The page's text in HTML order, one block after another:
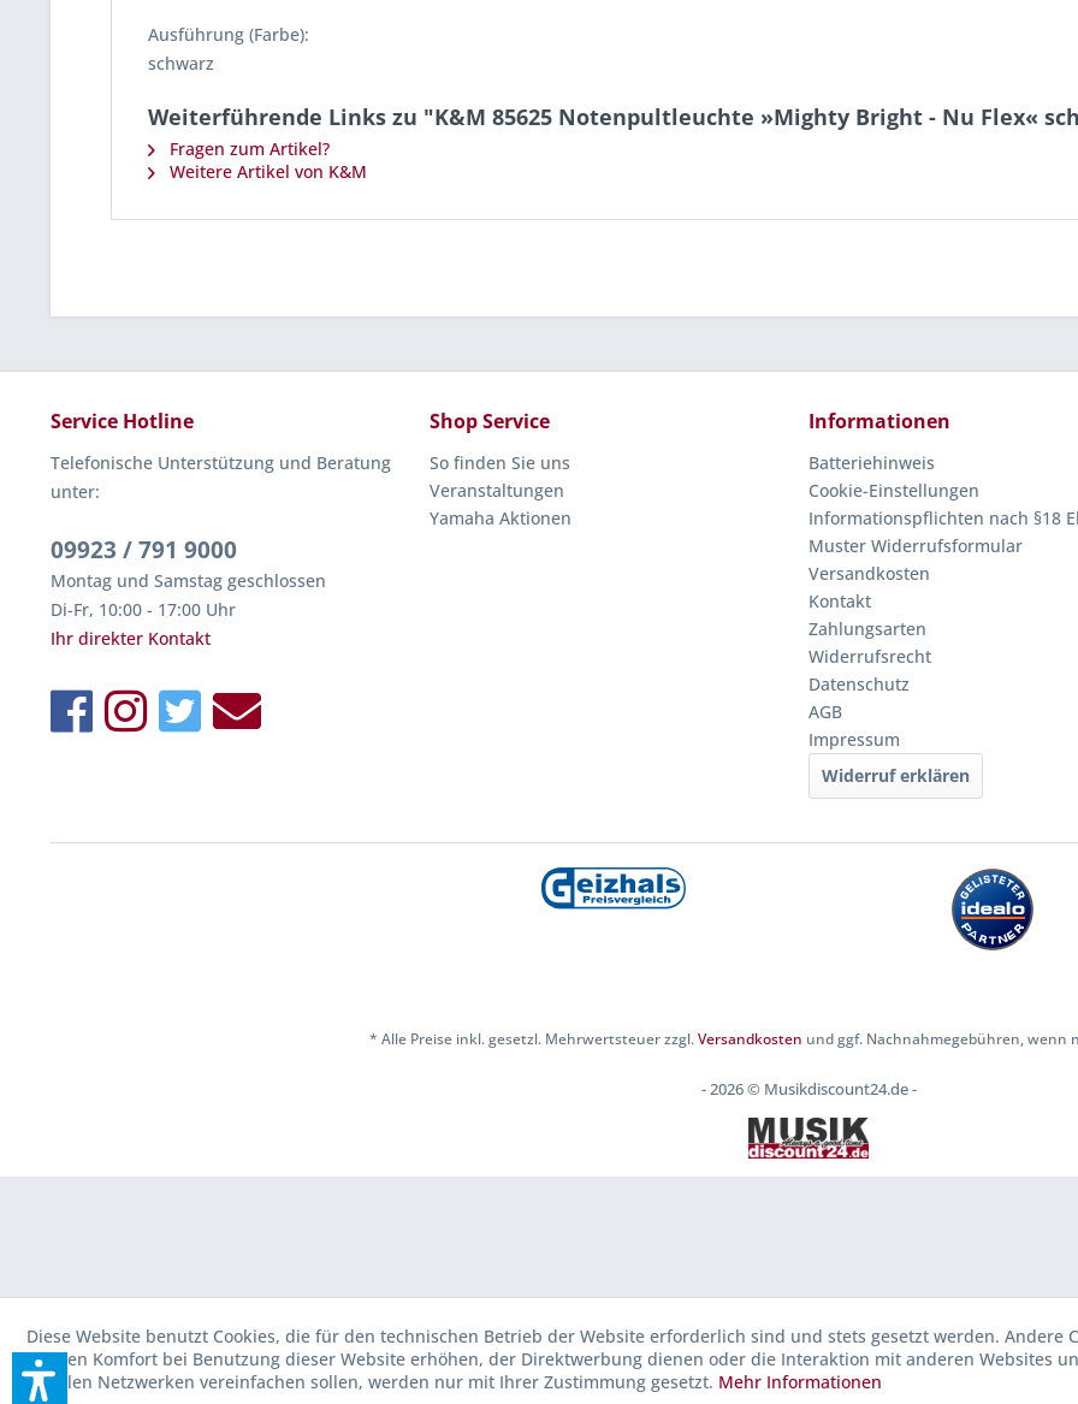
Ausführung (Farbe):
schwarz
Weiterführende Links zu "K&M 85625 Notenpultleuchte »Mighty Bright - Nu Flex«
Fragen zum Artikel?
Weitere Artikel von K&M
Service Hotline
Telefonische Unterstützung und Beratung
unter:
09923 / 791 9000
Montag und Samstag geschlossen
Di-Fr, 10:00 - 17:00 Uhr
Ihr direkter Kontakt
Shop Service
So finden Sie uns
Veranstaltungen
Yamaha Aktionen
Informationen
Batteriehinweis
Cookie-Einstellungen
Informationspflichten nach §18
Muster Widerrufsformular
Versandkosten
Kontakt
Zahlungsarten
Widerrufsrecht
Datenschutz
AGB
Impressum
Widerruf erklären
* Alle Preise inkl. gesetzl. Mehrwertsteuer zzgl.Versandkosten und ggf. Nachnahmegebühren, wenn
- 2026 © Musikdiscount24.de -
Diese Website benutzt Cookies, die für den technischen Betrieb der Website erforderlich sind und stets gesetzt werden. Andere
die den Komfort bei Benutzung dieser Website erhöhen, der Direktwerbung dienen oder die Interaktion mit anderen Websites
sozialen Netzwerken vereinfachen sollen, werden nur mit Ihrer Zustimmung gesetzt. Mehr Informationen